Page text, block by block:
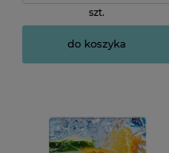
szt.
do koszyka